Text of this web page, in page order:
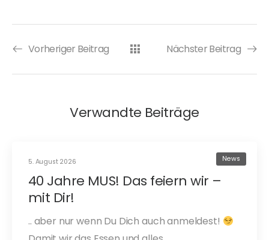
Vorheriger Beitrag Nächster Beitrag
Verwandte Beiträge
5. August 2026 News
40 Jahre MUS! Das feiern wir –
mit Dir!
.. aber nur wenn Du Dich auch anmeldest!